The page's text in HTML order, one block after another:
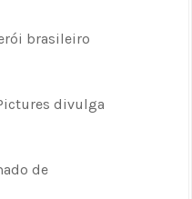
brasileiro
divulga
de